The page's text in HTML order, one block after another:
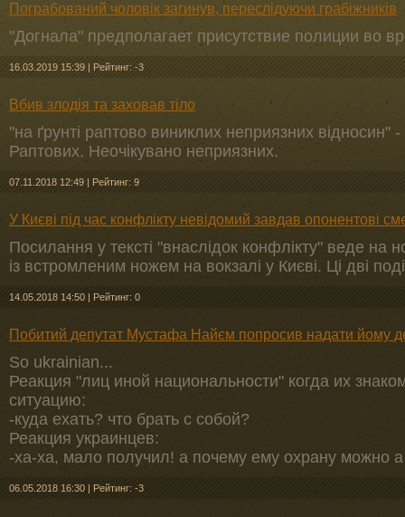
Пограбований чоловік загинув, переслідуючи грабіжників
"Догнала" предполагает присутствие полиции во
16.03.2019 15:39 | Рейтинг: -3
Вбив злодія та заховав тіло
"на ґрунті раптово виниклих неприязних
Раптових. Неочікувано неприязних.
07.11.2018 12:49 | Рейтинг: 9
У Києві під час конфлікту невідомий завдав опонентові
Посилання у тексті "внаслідок конфлікту" веде на
із встромленим ножем на вокзалі у Києві. Ці дві
14.05.2018 14:50 | Рейтинг: 0
Побитий депутат Мустафа Найєм попросив надати йому
So ukrainian...
Реакция "лиц иной национальности" когда их
ситуацию:
-куда ехать? что брать с собой?
Реакция украинцев:
-ха-ха, мало получил! а почему ему охрану можно
06.05.2018 16:30 | Рейтинг: -3